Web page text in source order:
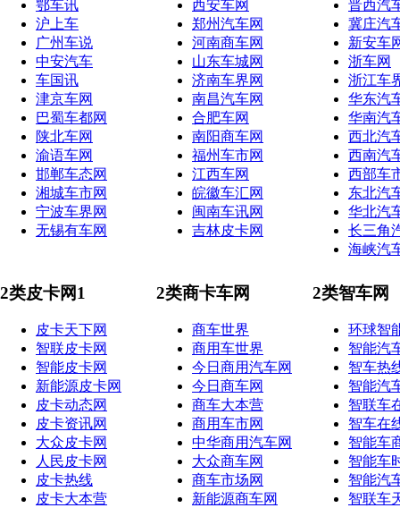
鄂车讯
沪上车
广州车说
中安汽车
车国讯
津京车网
巴蜀车都网
陕北车网
渝语车网
邯郸车态网
湘城车市网
宁波车界网
无锡有车网
西安车网
郑州汽车网
河南商车网
山东车城网
济南车界网
南昌汽车网
合肥车网
南阳商车网
福州车市网
江西车网
皖徽车汇网
闽南车讯网
吉林皮卡网
晋西汽
冀庄汽
新安车
浙车网
浙江车
华东汽
华南汽
西北汽
西南汽
西部车
东北汽
华北汽
长三角
海峡汽
2类皮卡网1
皮卡天下网
智联皮卡网
智能皮卡网
新能源皮卡网
皮卡动态网
皮卡资讯网
大众皮卡网
人民皮卡网
皮卡热线
皮卡大本营
2类商卡车网
商车世界
商用车世界
今日商用汽车网
今日商车网
商车大本营
商用车市网
中华商用汽车网
大众商车网
商车市场网
新能源商车网
2类智车网
环球智
智能汽
智车热
智能汽
智联车
智车在
智能车
智能车
智能汽
智联车